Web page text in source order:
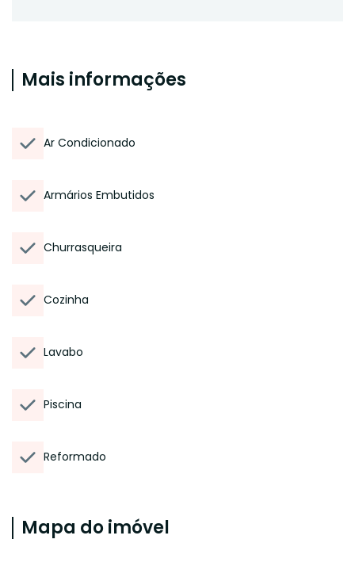
Mais informações
Ar Condicionado
Armários Embutidos
Churrasqueira
Cozinha
Lavabo
Piscina
Reformado
Mapa do imóvel